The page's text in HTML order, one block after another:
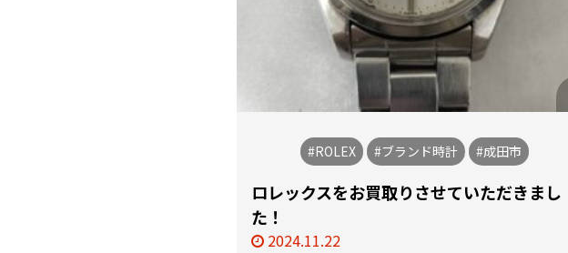
#ROLEX #ブランド時計 #成田市
ロレックスをお買取りさせていただきまし
た！
2024.11.22